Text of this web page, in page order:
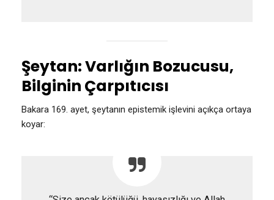
Şeytan: Varlığın Bozucusu,
Bilginin Çarpıtıcısı
Bakara 169. ayet, şeytanın epistemik işlevini açıkça ortaya
koyar: